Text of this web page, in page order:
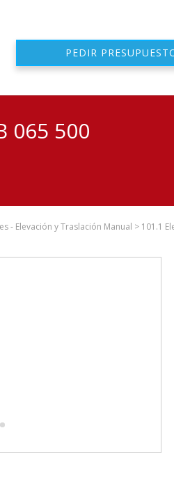
PEDIR
065 500
- Elevación y Traslación Manual > 101.1